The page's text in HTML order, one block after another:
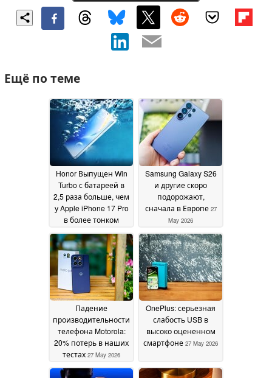
Ещё по теме
Honor Выпущен Win
Turbo с батареей в
2,5 раза больше, чем
у Apple iPhone 17 Pro
в более тонком
29 May 2026
Samsung Galaxy S26
и другие скоро
подорожают,
сначала в Европе 27
May 2026
Падение
производительности
телефона Motorola:
20% потерь в наших
тестах 27 May 2026
OnePlus: серьезная
слабость USB в
высоко оцененном
смартфоне 27 May 2026